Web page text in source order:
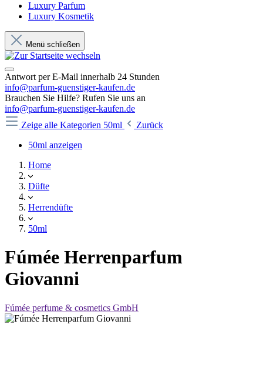
Luxury Parfum
Luxury Kosmetik
Menü schließen
Antwort per E-Mail innerhalb 24 Stunden
info@parfum-guenstiger-kaufen.de
Brauchen Sie Hilfe? Rufen Sie uns an
info@parfum-guenstiger-kaufen.de
Zeige alle Kategorien 50ml
Zurück
50ml anzeigen
Home
Düfte
Herrendüfte
50ml
Fúmée Herrenparfum
Giovanni
Fúmée perfume & cosmetics GmbH